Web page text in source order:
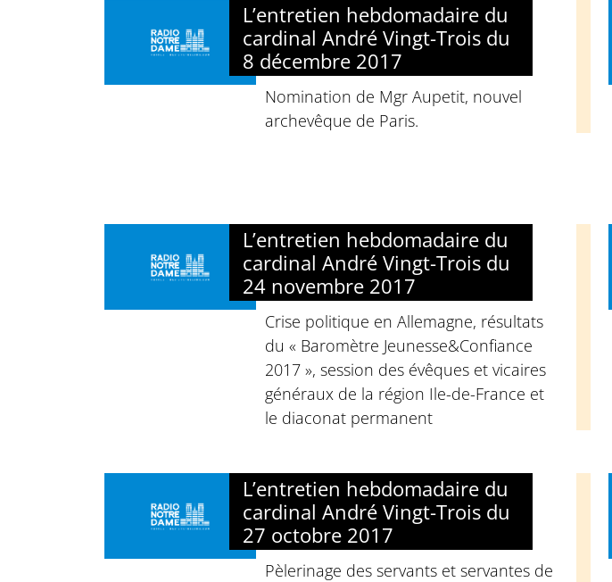
L’entretien hebdomadaire du
cardinal André Vingt-Trois du
8 décembre 2017
Nomination de Mgr Aupetit, nouvel
archevêque de Paris.
L’entretien hebdomadaire du
cardinal André Vingt-Trois du
24 novembre 2017
Crise politique en Allemagne, résultats
du « Baromètre Jeunesse&Confiance
2017 », session des évêques et vicaires
généraux de la région Ile-de-France et
le diaconat permanent
L’entretien hebdomadaire du
cardinal André Vingt-Trois du
27 octobre 2017
Pèlerinage des servants et servantes de